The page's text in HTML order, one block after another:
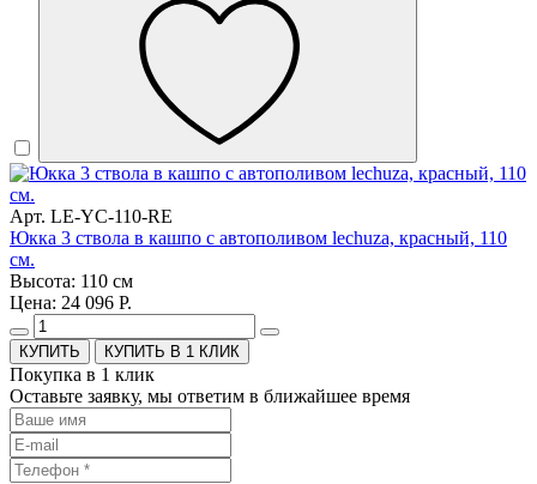
Арт. LE-YC-110-RE
Юкка 3 ствола в кашпо с автополивом lechuza, красный, 110
см.
Высота: 110 см
Цена: 24 096 Р.
КУПИТЬ В 1 КЛИК
Покупка в 1 клик
Оставьте заявку, мы ответим в ближайшее время